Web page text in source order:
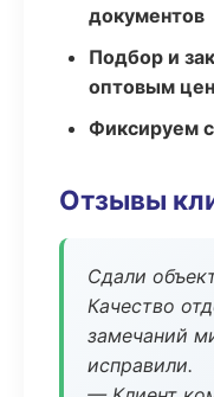
документов
Подбор и
оптовым
Фиксируем
Отзывы
Сдали
Качество
замечаний
исправили.